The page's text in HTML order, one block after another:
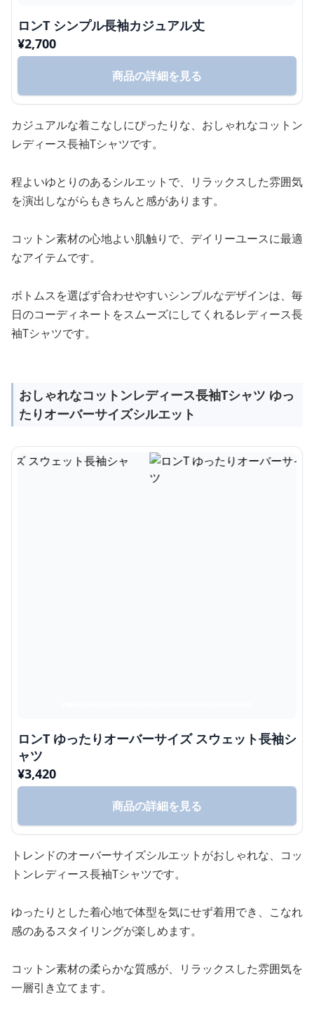
ロンT シンプル長袖カジュアル丈
¥2,700
商品の詳細を見る
カジュアルな着こなしにぴったりな、おしゃれなコットン
レディース長袖Tシャツです。
程よいゆとりのあるシルエットで、リラックスした雰囲気
を演出しながらもきちんと感があります。
コットン素材の心地よい肌触りで、デイリーユースに最適
なアイテムです。
ボトムスを選ばず合わせやすいシンプルなデザインは、毎
日のコーディネートをスムーズにしてくれるレディース長
袖Tシャツです。
おしゃれなコットンレディース長袖Tシャツ ゆっ
たりオーバーサイズシルエット
ロンT ゆったりオーバーサイズ スウェット長袖シ
ャツ
¥3,420
商品の詳細を見る
トレンドのオーバーサイズシルエットがおしゃれな、コッ
トンレディース長袖Tシャツです。
ゆったりとした着心地で体型を気にせず着用でき、こなれ
感のあるスタイリングが楽しめます。
コットン素材の柔らかな質感が、リラックスした雰囲気を
一層引き立てます。